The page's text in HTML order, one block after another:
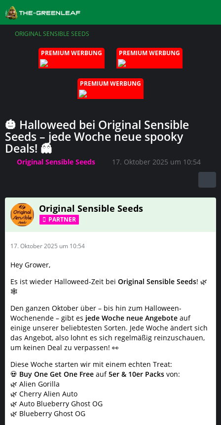
ORIGINAL SENSIBLE SEEDS
PREMIUM WERBUNG PREMIUM WERBUNG
PREMIUM WERBUNG
🎃 Halloweed bei Original Sensible
Seeds – jede Woche neue spooky
Deals! 👻
Original Sensible Seeds 17. Oktober 2025 um 10:54
Original Sensible Seeds
PARTNER
17. Oktober 2025 um 10:54
Hey Grower,
Es ist wieder Halloweed-Zeit bei Original Sensible Seeds! 🌿
🕸️
Den ganzen Oktober über – bis hin zum Halloween-
Wochenende – gibt es jede Woche neue Angebote auf
einige unserer beliebtesten Sorten. Jede Woche ändert sich
das Angebot, also lohnt es sich regelmäßig reinzuschauen,
um keinen Deal zu verpassen! 👀
Diese Woche starten wir mit einem echten Treat:
💀 Buy One Get One Free auf5er & 10er Packs von:
🌿 Alien Gorilla
🌿 Cherry Alien Auto
🌿 Auto Blueberry Ghost OG
🌿 Blueberry Ghost OG